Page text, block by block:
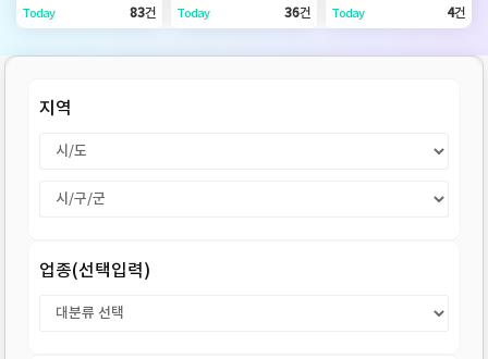
DB
인
휴
지역
업종(선택입력)
Today 83건 Today 36건 Today 4건